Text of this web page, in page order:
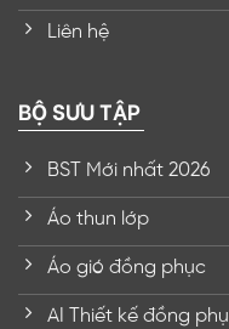
Liên hệ
BỘ SƯU TẬP
BST Mới nhất 2026
Áo thun lớp
Áo gió đồng phục
AI Thiết kế đồng